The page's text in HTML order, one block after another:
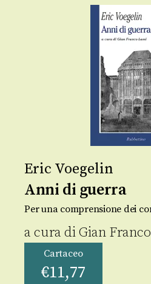
Eric Voegelin
Anni di guerra
Per una comprensione dei
a cura diGian
Cartaceo
€11,77